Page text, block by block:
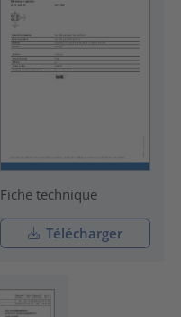
Fiche technique
Télécharger